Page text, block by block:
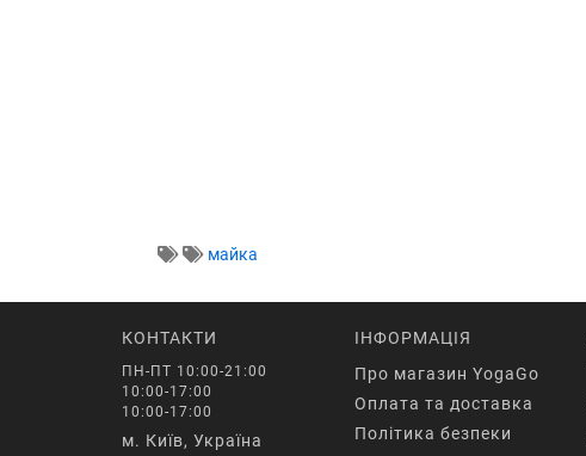
майка
КОНТАКТИ
ПН-ПТ 10:00-21:00
10:00-17:00
10:00-17:00
м. Київ, Україна
ІНФОРМАЦІЯ
Про магазин YogaGo
Оплата та доставка
Політика безпеки